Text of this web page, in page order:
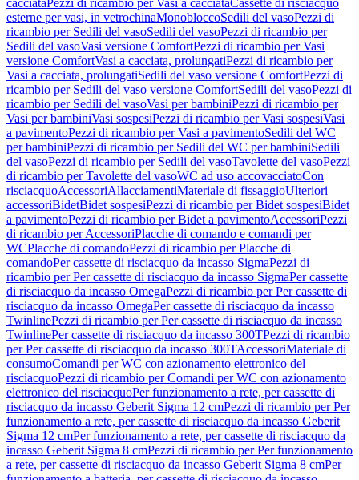
cacciataPezzi di ricambio per Vasi a cacciataCassette di risciacquo
esterne per vasi, in vetrochinaMonobloccoSedili del vasoPezzi di
ricambio per Sedili del vasoSedili del vasoPezzi di ricambio per
Sedili del vasoVasi versione ComfortPezzi di ricambio per Vasi
versione ComfortVasi a cacciata, prolungatiPezzi di ricambio per
Vasi a cacciata, prolungatiSedili del vaso versione ComfortPezzi di
ricambio per Sedili del vaso versione ComfortSedili del vasoPezzi di
ricambio per Sedili del vasoVasi per bambiniPezzi di ricambio per
Vasi per bambiniVasi sospesiPezzi di ricambio per Vasi sospesiVasi
a pavimentoPezzi di ricambio per Vasi a pavimentoSedili del WC
per bambiniPezzi di ricambio per Sedili del WC per bambiniSedili
del vasoPezzi di ricambio per Sedili del vasoTavolette del vasoPezzi
di ricambio per Tavolette del vasoWC ad uso accovacciatoCon
risciacquoAccessoriAllacciamentiMateriale di fissaggioUlteriori
accessoriBidetBidet sospesiPezzi di ricambio per Bidet sospesiBidet
a pavimentoPezzi di ricambio per Bidet a pavimentoAccessoriPezzi
di ricambio per AccessoriPlacche di comando e comandi per
WCPlacche di comandoPezzi di ricambio per Placche di
comandoPer cassette di risciacquo da incasso SigmaPezzi di
ricambio per Per cassette di risciacquo da incasso SigmaPer cassette
di risciacquo da incasso OmegaPezzi di ricambio per Per cassette di
risciacquo da incasso OmegaPer cassette di risciacquo da incasso
TwinlinePezzi di ricambio per Per cassette di risciacquo da incasso
TwinlinePer cassette di risciacquo da incasso 300TPezzi di ricambio
per Per cassette di risciacquo da incasso 300TAccessoriMateriale di
consumoComandi per WC con azionamento elettronico del
risciacquoPezzi di ricambio per Comandi per WC con azionamento
elettronico del risciacquoPer funzionamento a rete, per cassette di
risciacquo da incasso Geberit Sigma 12 cmPezzi di ricambio per Per
funzionamento a rete, per cassette di risciacquo da incasso Geberit
Sigma 12 cmPer funzionamento a rete, per cassette di risciacquo da
incasso Geberit Sigma 8 cmPezzi di ricambio per Per funzionamento
a rete, per cassette di risciacquo da incasso Geberit Sigma 8 cmPer